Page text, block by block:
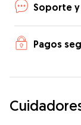
Soporte
Pagos